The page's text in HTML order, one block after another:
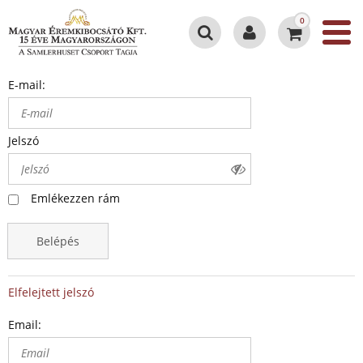
0
E-mail:
Jelszó
Emlékezzen rám
Belépés
Elfelejtett jelszó
Email: